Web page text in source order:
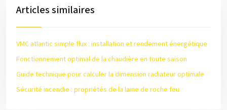
Articles similaires
VMC atlantic simple flux : installation et rendement énergétique
Fonctionnement optimal de la chaudière en toute saison
Guide technique pour calculer la dimension radiateur optimale
Sécurité incendie : propriétés de la laine de roche feu